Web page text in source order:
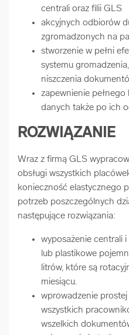
centrali oraz filii GLS
akcyjnych odbiorów
zgromadzonych na
stworzenie w pełni
systemu
niszczenia
zapewnienie
danych także po ich
ROZWIĄZANIE
Wraz z firmą GLS
obsługi wszystkich
konieczność elastycznego
potrzeb poszczególnych
następujące rozwiązania:
wyposażenie centrali
lub plastikowe
litrów, które są
miesiącu.
wprowadzenie
wszystkich
wszelkich